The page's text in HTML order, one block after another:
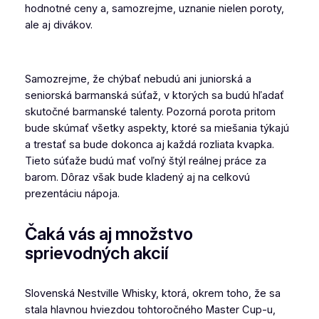
hodnotné ceny a, samozrejme, uznanie nielen poroty,
ale aj divákov.
Samozrejme, že chýbať nebudú ani juniorská a
seniorská barmanská súťaž, v ktorých sa budú hľadať
skutočné barmanské talenty. Pozorná porota pritom
bude skúmať všetky aspekty, ktoré sa miešania týkajú
a trestať sa bude dokonca aj každá rozliata kvapka.
Tieto súťaže budú mať voľný štýl reálnej práce za
barom. Dôraz však bude kladený aj na celkovú
prezentáciu nápoja.
Čaká vás aj množstvo
sprievodných akcií
Slovenská Nestville Whisky, ktorá, okrem toho, že sa
stala hlavnou hviezdou tohtoročného Master Cup-u,